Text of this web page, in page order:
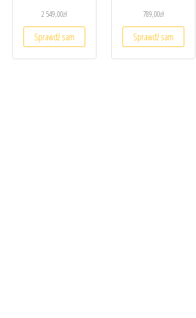
2 549,00zł
Sprawdź sam
789,00zł
Sprawdź sam